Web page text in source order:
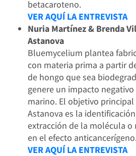
betacaroteno.
VER AQUÍ LA ENTREVISTA
Nuria Martínez & Brenda
Astanova
Bluemycelium plantea
con materia prima a partir
de hongo que sea
genere un impacto
marino. El objetivo
Astanova es la
extracción de la molécula
en el efecto
VER AQUÍ LA ENTREVISTA